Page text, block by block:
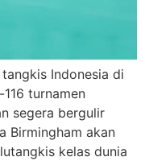
tangkis Indonesia di
turnamen
segera bergulir
Birmingham akan
kelas dunia